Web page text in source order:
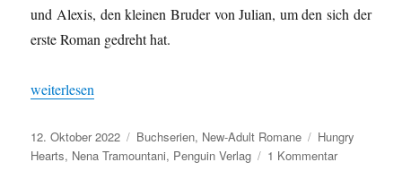
und Alexis, den kleinen Bruder von Julian, um den sich der
erste Roman gedreht hat.
„The way you crumble von Nena Tramountani (Hungry Hearts
weiterlesen
Veröffentlicht
am
12. Oktober 2022 Kategorien
Buchserien, New-Adult Romane Schlagwörter
Hungry
Hearts, Nena Tramountani, Penguin Verlag 1 Kommentarzu